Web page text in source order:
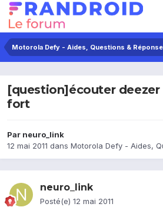
Motorola Defy - Aides, Questions &
[question]écouter
fort
Par neuro_link
12 mai 2011 dans Motorola Defy - Aides,
neuro_link
Posté(e) 12 mai 2011